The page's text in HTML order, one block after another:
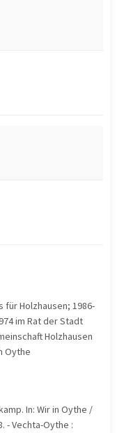
Holzhausen; 1986-
im Rat der Stadt
Holzhausen
Oythe
In: Wir in Oythe /
- Vechta-Oythe :